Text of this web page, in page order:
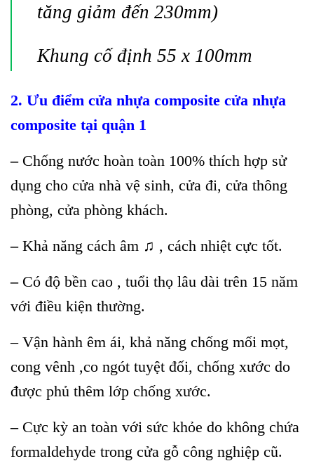
tăng giảm đến 230mm)
Khung cố định 55 x 100mm
2. Ưu điểm cửa nhựa composite cửa nhựa
composite tại quận 1
– Chống nước hoàn toàn 100% thích hợp sử
dụng cho cửa nhà vệ sinh, cửa đi, cửa thông
phòng, cửa phòng khách.
– Khả năng cách âm ♫ , cách nhiệt cực tốt.
– Có độ bền cao , tuổi thọ lâu dài trên 15 năm
với điều kiện thường.
– Vận hành êm ái, khả năng chống mối mọt,
cong vênh ,co ngót tuyệt đối, chống xước do
được phủ thêm lớp chống xước.
– Cực kỳ an toàn với sức khỏe do không chứa
formaldehyde trong cửa gỗ công nghiệp cũ.